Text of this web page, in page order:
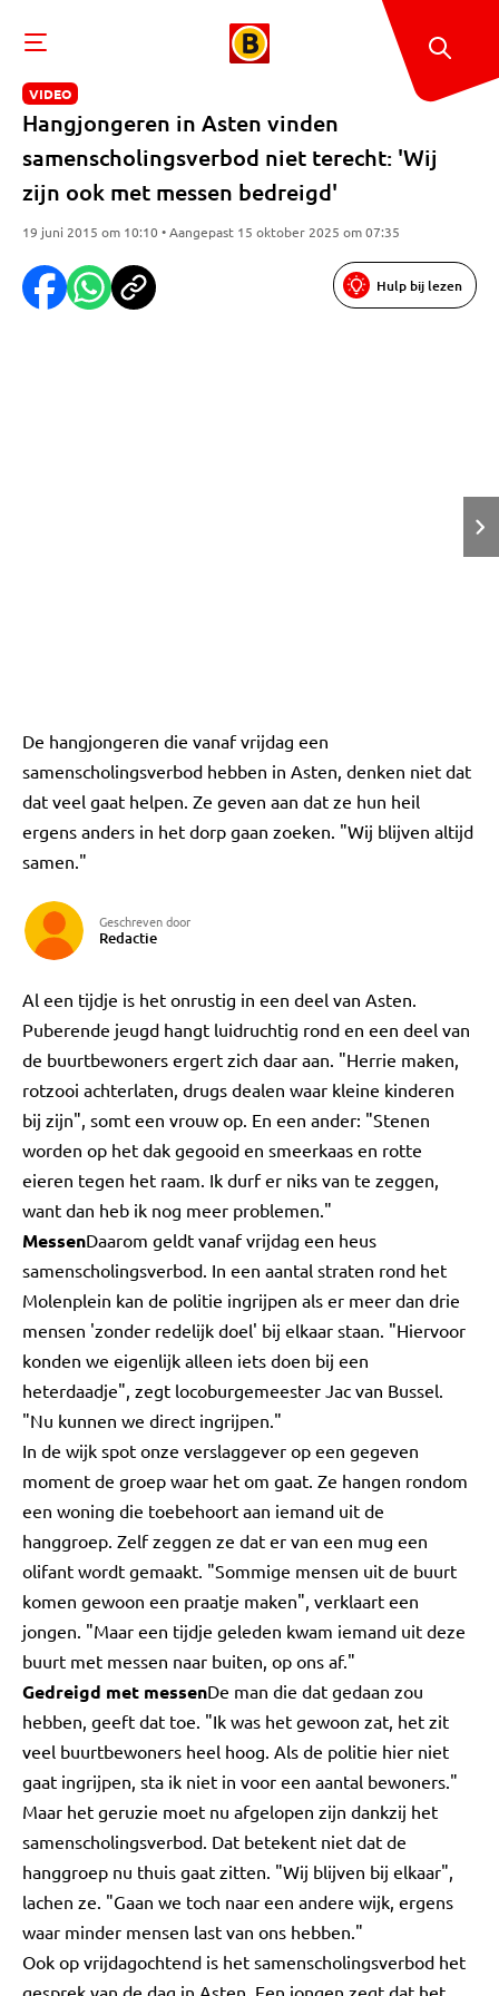
VIDEO
Hangjongeren in Asten vinden
samenscholingsverbod niet terecht: 'Wij
zijn ook met messen bedreigd'
19 juni 2015 om 10:10 • Aangepast 15 oktober 2025 om 07:35
Hulp bij lezen
De hangjongeren die vanaf vrijdag een
samenscholingsverbod hebben in Asten, denken niet dat
dat veel gaat helpen. Ze geven aan dat ze hun heil
ergens anders in het dorp gaan zoeken. "Wij blijven altijd
samen."
Geschreven door
Redactie
Al een tijdje is het onrustig in een deel van Asten.
Puberende jeugd hangt luidruchtig rond en een deel van
de buurtbewoners ergert zich daar aan. "Herrie maken,
rotzooi achterlaten, drugs dealen waar kleine kinderen
bij zijn", somt een vrouw op. En een ander: "Stenen
worden op het dak gegooid en smeerkaas en rotte
eieren tegen het raam. Ik durf er niks van te zeggen,
want dan heb ik nog meer problemen."
MessenDaarom geldt vanaf vrijdag een heus
samenscholingsverbod. In een aantal straten rond het
Molenplein kan de politie ingrijpen als er meer dan drie
mensen 'zonder redelijk doel' bij elkaar staan. "Hiervoor
konden we eigenlijk alleen iets doen bij een
heterdaadje", zegt locoburgemeester Jac van Bussel.
"Nu kunnen we direct ingrijpen."
In de wijk spot onze verslaggever op een gegeven
moment de groep waar het om gaat. Ze hangen rondom
een woning die toebehoort aan iemand uit de
hanggroep. Zelf zeggen ze dat er van een mug een
olifant wordt gemaakt. "Sommige mensen uit de buurt
komen gewoon een praatje maken", verklaart een
jongen. "Maar een tijdje geleden kwam iemand uit deze
buurt met messen naar buiten, op ons af."
Gedreigd met messenDe man die dat gedaan zou
hebben, geeft dat toe. "Ik was het gewoon zat, het zit
veel buurtbewoners heel hoog. Als de politie hier niet
gaat ingrijpen, sta ik niet in voor een aantal bewoners."
Maar het geruzie moet nu afgelopen zijn dankzij het
samenscholingsverbod. Dat betekent niet dat de
hanggroep nu thuis gaat zitten. "Wij blijven bij elkaar",
lachen ze. "Gaan we toch naar een andere wijk, ergens
waar minder mensen last van ons hebben."
Ook op vrijdagochtend is het samenscholingsverbod het
gesprek van de dag in Asten. Een jongen zegt dat het